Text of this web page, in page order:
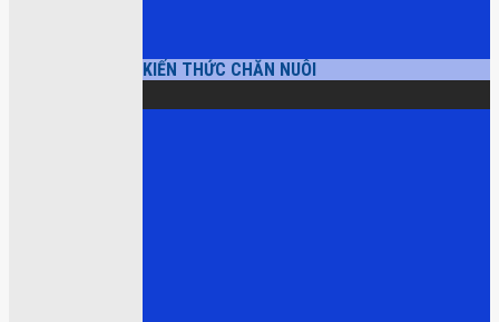
KIẾN THỨC CHĂN NUÔI